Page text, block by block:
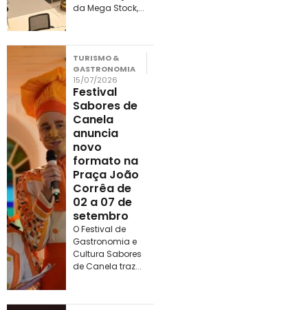
da Mega Stock,...
TURISMO &
GASTRONOMIA
15/07/2026
Festival
Sabores de
Canela
anuncia
novo
formato na
Praça João
Corrêa de
02 a 07 de
setembro
O Festival de
Gastronomia e
Cultura Sabores
de Canela traz...